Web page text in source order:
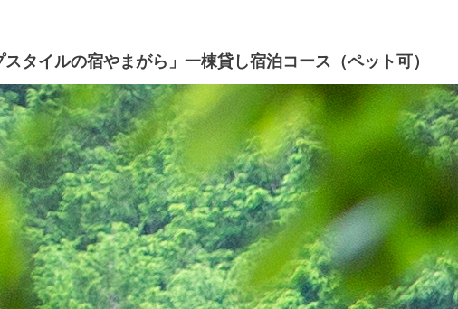
タイルの宿やまがら」一棟貸し宿泊コース（ペット可）